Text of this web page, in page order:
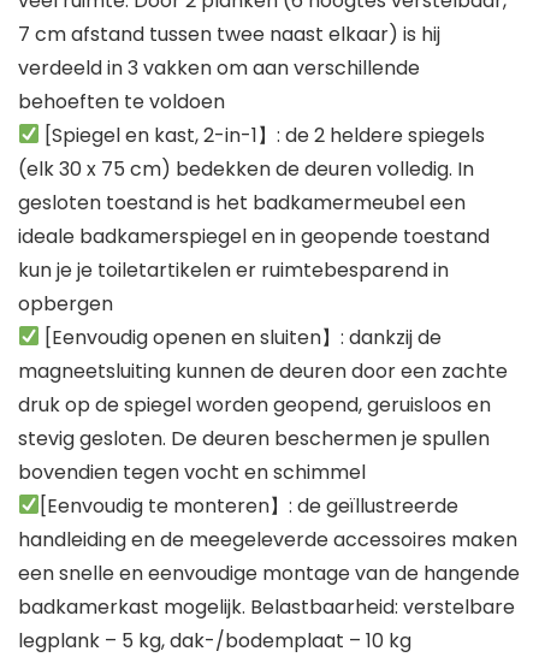
7 cm afstand tussen twee naast elkaar) is hij
verdeeld in 3 vakken om aan verschillende
behoeften te voldoen
[Spiegel en kast, 2-in-1】: de 2 heldere spiegels
(elk 30 x 75 cm) bedekken de deuren volledig. In
gesloten toestand is het badkamermeubel een
ideale badkamerspiegel en in geopende toestand
kun je je toiletartikelen er ruimtebesparend in
opbergen
[Eenvoudig openen en sluiten】: dankzij de
magneetsluiting kunnen de deuren door een zachte
druk op de spiegel worden geopend, geruisloos en
stevig gesloten. De deuren beschermen je spullen
bovendien tegen vocht en schimmel
[Eenvoudig te monteren】: de geïllustreerde
handleiding en de meegeleverde accessoires maken
een snelle en eenvoudige montage van de hangende
badkamerkast mogelijk. Belastbaarheid: verstelbare
legplank – 5 kg, dak-/bodemplaat – 10 kg